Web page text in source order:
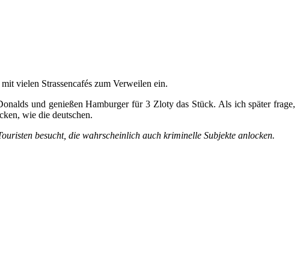
vielen Strassencafés zum Verweilen ein.
und genießen Hamburger für 3 Zloty das Stück. Als ich später frage,
wie die deutschen.
besucht, die wahrscheinlich auch kriminelle Subjekte anlocken.